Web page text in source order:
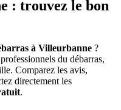
: trouvez le bon
à Villeurbanne ?
du débarras,
Comparez les avis,
directement les
.